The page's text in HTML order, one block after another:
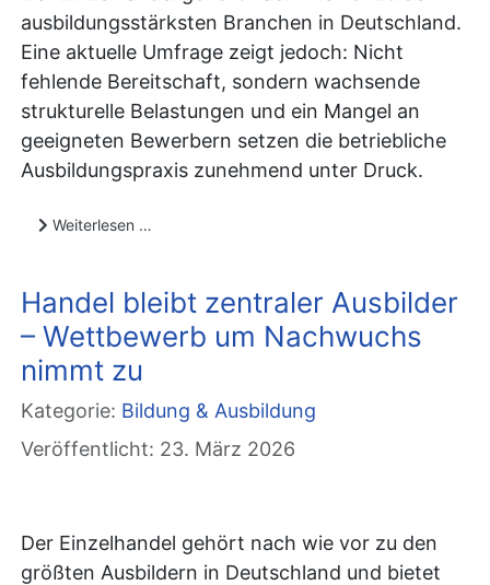
ausbildungsstärksten Branchen in Deutschland.
Eine aktuelle Umfrage zeigt jedoch: Nicht
fehlende Bereitschaft, sondern wachsende
strukturelle Belastungen und ein Mangel an
geeigneten Bewerbern setzen die betriebliche
Ausbildungspraxis zunehmend unter Druck.
Weiterlesen …
Handel bleibt zentraler Ausbilder
– Wettbewerb um Nachwuchs
nimmt zu
Kategorie: Bildung & Ausbildung
Veröffentlicht: 23. März 2026
Der Einzelhandel gehört nach wie vor zu den
größten Ausbildern in Deutschland und bietet